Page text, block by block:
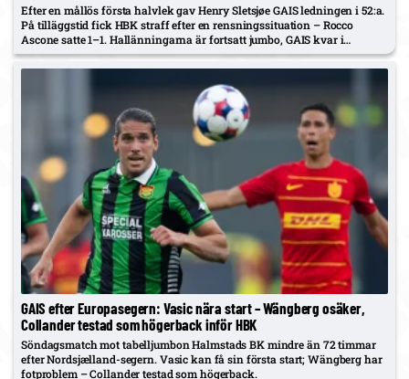
Efter en mållös första halvlek gav Henry Sletsjøe GAIS ledningen i 52:a.
På tilläggstid fick HBK straff efter en rensningssituation – Rocco
Ascone satte 1–1. Hallänningarna är fortsatt jumbo, GAIS kvar i
mittenskiktet.
GAIS efter Europasegern: Vasic nära start – Wängberg osäker,
Collander testad som högerback inför HBK
Söndagsmatch mot tabelljumbon Halmstads BK mindre än 72 timmar
efter Nordsjælland-segern. Vasic kan få sin första start; Wängberg har
fotproblem – Collander testad som högerback.